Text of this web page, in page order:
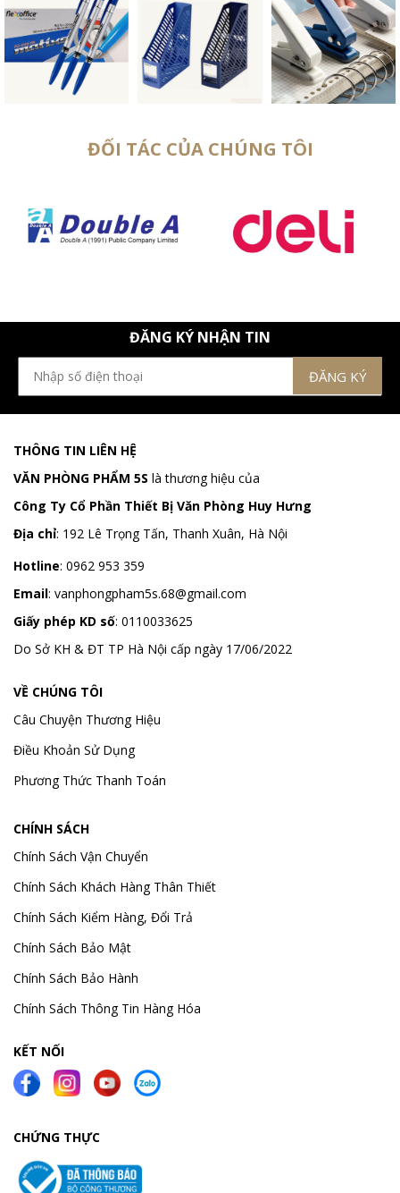
ĐỐI TÁC CỦA CHÚNG TÔI
ĐĂNG KÝ NHẬN TIN
THÔNG TIN LIÊN HỆ
VĂN PHÒNG PHẨM 5S là thương hiệu của
Công Ty Cổ Phần Thiết Bị Văn Phòng Huy Hưng
Địa chỉ: 192 Lê Trọng Tấn, Thanh Xuân, Hà Nội
Hotline: 0962 953 359
Email: vanphongpham5s.68@gmail.com
Giấy phép KD số: 0110033625
Do Sở KH & ĐT TP Hà Nội cấp ngày 17/06/2022
VỀ CHÚNG TÔI
Câu Chuyện Thương Hiệu
Điều Khoản Sử Dụng
Phương Thức Thanh Toán
CHÍNH SÁCH
Chính Sách Vận Chuyển
Chính Sách Khách Hàng Thân Thiết
Chính Sách Kiểm Hàng, Đổi Trả
Chính Sách Bảo Mật
Chính Sách Bảo Hành
Chính Sách Thông Tin Hàng Hóa
KẾT NỐI
CHỨNG THỰC